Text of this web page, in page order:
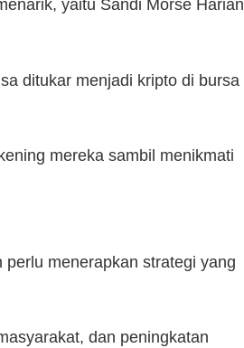
yaitu Sandi Morse Harian
ditukar menjadi kripto di bursa
mereka sambil menikmati
menerapkan strategi yang
dan peningkatan